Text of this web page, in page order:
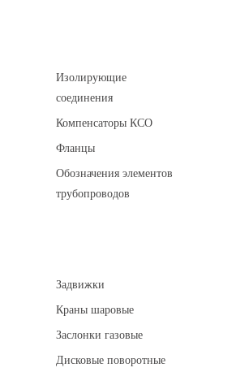
Изолирующие
соединения
Компенсаторы КСО
Фланцы
Обозначения элементов
трубопроводов
Задвижки
Краны шаровые
Заслонки газовые
Дисковые поворотные